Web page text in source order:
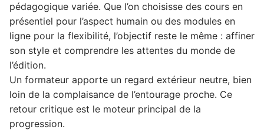
pédagogique variée. Que l’on choisisse des cours en
présentiel pour l’aspect humain ou des modules en
ligne pour la flexibilité, l’objectif reste le même : affiner
son style et comprendre les attentes du monde de
l’édition.
Un formateur apporte un regard extérieur neutre, bien
loin de la complaisance de l’entourage proche. Ce
retour critique est le moteur principal de la
progression.